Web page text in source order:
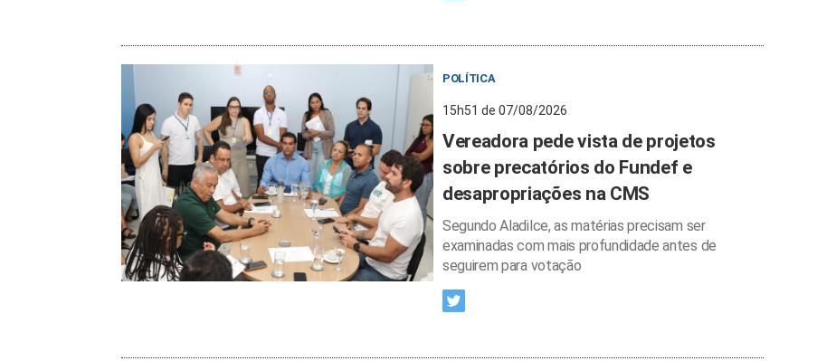
POLÍTICA
15h51 de 07/08/2026
Vereadora pede vista de projetos
sobre precatórios do Fundef e
desapropriações na CMS
Segundo Aladilce, as matérias precisam ser
examinadas com mais profundidade antes de
seguirem para votação